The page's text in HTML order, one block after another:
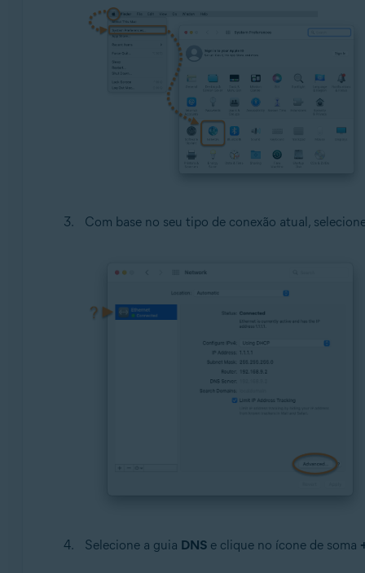
Com base no seu tipo de conexão atual,
Selecione a guia DNSe clique no ícone de soma